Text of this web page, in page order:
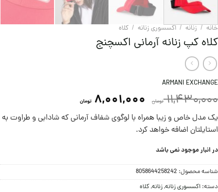
خانه / زنانه / اکسسوری زنانه / کلاه
کلاه کپ زنانه آرمانی اکسچنج
ARMANI EXCHANGE
11,430,000 تومان 8,001,000 تومان
یک مدل خاص و زیبا همراه با لوگوی شفاف آرمانی که شادابی و طراوت به
استایلتان اضافه خواهد کرد.
در انبار موجود نمی باشد
شناسه محصول: 8058644258242
دسته: اکسسوری زنانه,زنانه,کلاه